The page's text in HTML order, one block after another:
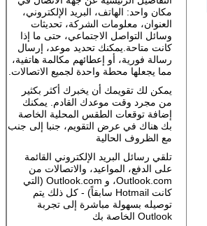
مكان واحد: الهاتف، البريد الإلكتروني،
العنوان، معلومات الشركة، تحديثات
وسائل التواصل الاجتماعي، حتى ما إذا
كانت متاحة.يمكنك تحديد موعد، إرسال
رسالة فورية، أو إعطائهم مكالمة هاتفية،
مما يجعلها محطة واحدة لجميع الاتصالات.
يمكن لك تقويمك أن يخبرك أكثر بكثير
من مجرد وقت موعدك القادم. يمكنك
إضافة توقعات الطقس المحلية الخاصة
بك هناك في عرض التقويم، جنبا إلى جنب
مع الظروف الحالية
تلقي رسائل البريد الإلكتروني القائمة
على الدفع، المواعيد، والاتصالات من
Outlook.com، و Outlook.com (التي
كانت Hotmail سابقاً) - كل ذلك يتم
توصيله بسهولة مباشرة إلى تجربة
Outlook الخاصة بك